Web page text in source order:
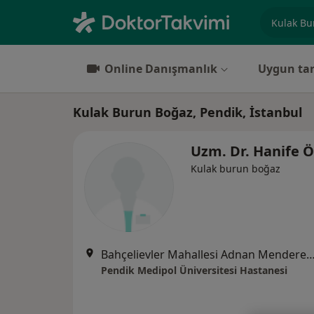
Online Danışmanlık Uygun
Kulak Burun Boğaz, Pendik, İstanbul
Uzm. Dr. Hanife
Kulak burun boğaz
Bahçelievler Mahallesi Adnan
Pendik Medipol Üniversitesi Hastanesi